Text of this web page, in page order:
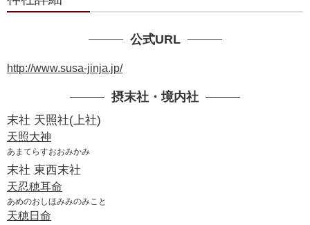
公式URL
http://www.susa-jinja.jp/
摂末社・境内社
末社 天照社(上社)
天照大神
あまてらすおおみかみ
末社 東西末社
天忍穂耳命
あめのおしほみみのみこと
天穂日命